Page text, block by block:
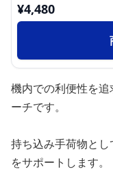
¥4,480
機内での利便性を
ーチです。
持ち込み手荷物と
をサポートします。